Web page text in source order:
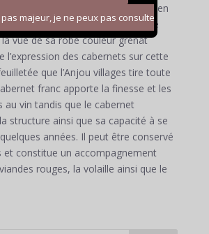
est caractérisé par une structure bien
qu’une complexité que l’on devine
vue de sa robe couleur grenat
l’expression des cabernets sur cette
que l’Anjou villages tire toute
franc apporte la finesse et les
au vin tandis que le cabernet
structure ainsi que sa capacité à se
années. Il peut être conservé
et constitue un accompagnement
rouges, la volaille ainsi que le